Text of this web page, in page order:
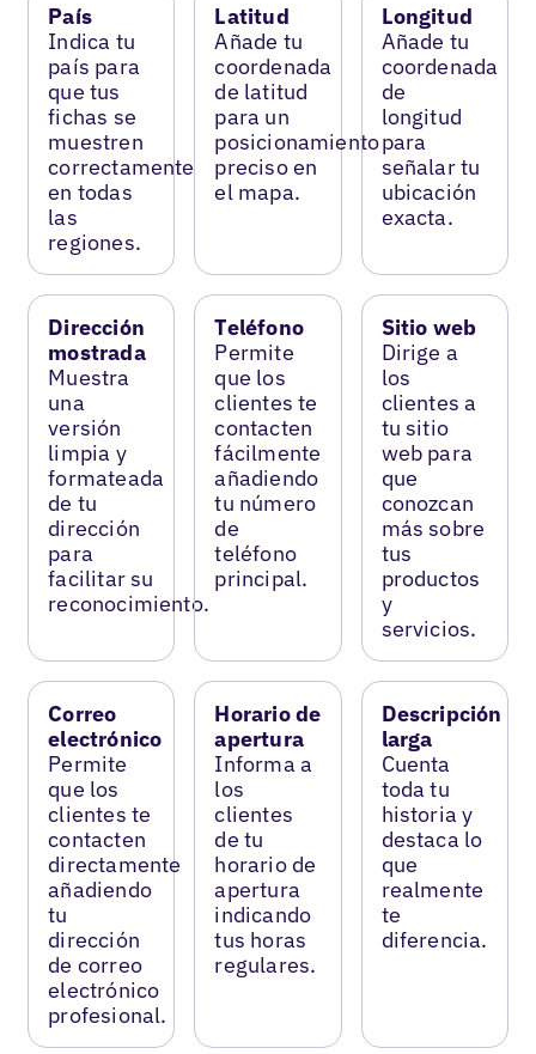
País
Indica tu
país para
que tus
fichas se
muestren
correctamente
en todas
las
regiones.
Latitud
Añade tu
coordenada
de latitud
para un
posicionamiento
preciso en
el mapa.
Longitud
Añade tu
coordenada
de
longitud
para
señalar tu
ubicación
exacta.
Dirección
mostrada
Muestra
una
versión
limpia y
formateada
de tu
dirección
para
facilitar su
reconocimiento.
Teléfono
Permite
que los
clientes te
contacten
fácilmente
añadiendo
tu número
de
teléfono
principal.
Sitio web
Dirige a
los
clientes a
tu sitio
web para
que
conozcan
más sobre
tus
productos
y
servicios.
Correo
electrónico
Permite
que los
clientes te
contacten
directamente
añadiendo
tu
dirección
de correo
electrónico
profesional.
Horario de
apertura
Informa a
los
clientes
de tu
horario de
apertura
indicando
tus horas
regulares.
Descripción
larga
Cuenta
toda tu
historia y
destaca lo
que
realmente
te
diferencia.